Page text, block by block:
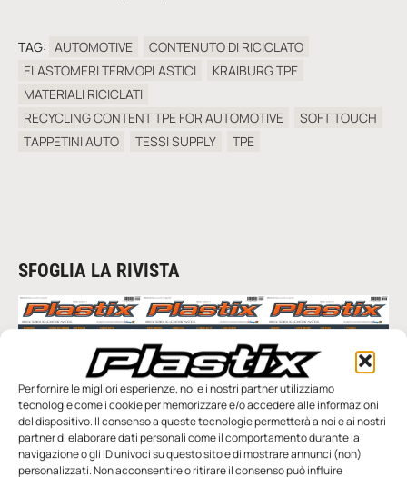
Per fornire le migliori esperienze, noi e i nostri partner utilizziamo
tecnologie come i cookie per memorizzare e/o accedere alle informazioni
del dispositivo. Il consenso a queste tecnologie permetterà a noi e ai nostri
partner di elaborare dati personali come il comportamento durante la
navigazione o gli ID univoci su questo sito e di mostrare annunci (non)
personalizzati. Non acconsentire o ritirare il consenso può influire
TAG: AUTOMOTIVE
CONTENUTO DI RICICLATO
ELASTOMERI TERMOPLASTICI
KRAIBURG TPE
MATERIALI RICICLATI
RECYCLING CONTENT TPE FOR AUTOMOTIVE
SOFT TOUCH
TAPPETINI AUTO
TESSI SUPPLY TPE
SFOGLIA LA RIVISTA
n.5 - Giugno 2026 n.4 - Maggio 2026 n.3 - Aprile 2026